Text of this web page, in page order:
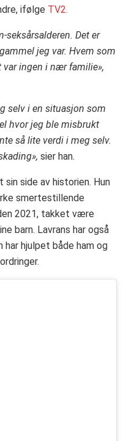
ifølge TV2.
seksårsalderen. Det er
jeg var. Hvem som
var ingen i nær familie»,
selv i en situasjon som
hvor jeg ble misbrukt
så lite verdi i meg selv.
sier han.
sin side av historien. Hun
smertestillende
2021, takket være
barn. Lavrans har også
hjulpet både ham og